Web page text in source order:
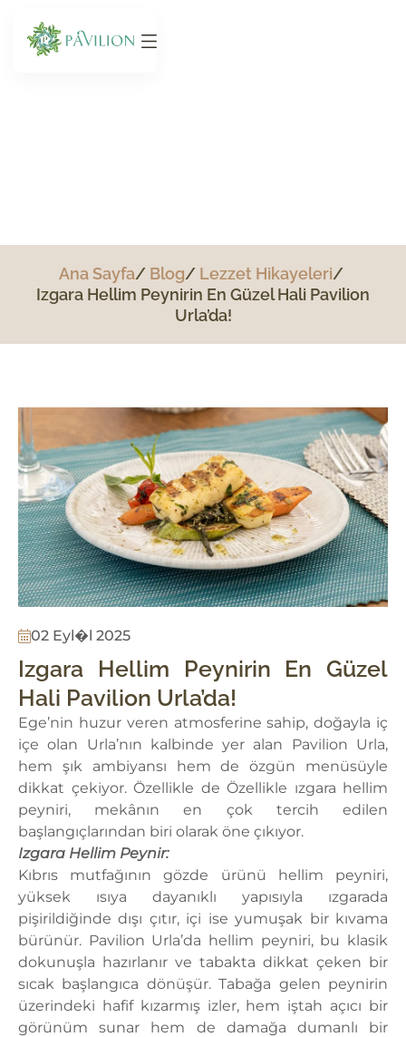
Ana Sayfa Blog
Lezzet Hikayeleri
Izgara Hellim Peynirin En Güzel Hali Pavilion
Urla’da!
02 Eyl�l 2025
Izgara Hellim Peynirin En Güzel
Hali Pavilion Urla’da!
Ege’nin huzur veren atmosferine sahip, doğayla iç
içe olan Urla’nın kalbinde yer alan Pavilion Urla,
hem şık ambiyansı hem de özgün menüsüyle
dikkat çekiyor. Özellikle de Özellikle ızgara hellim
peyniri, mekânın en çok tercih edilen
başlangıçlarından biri olarak öne çıkıyor.
Izgara Hellim Peynir:
Kıbrıs mutfağının gözde ürünü hellim peyniri,
yüksek ısıya dayanıklı yapısıyla ızgarada
pişirildiğinde dışı çıtır, içi ise yumuşak bir kıvama
bürünür. Pavilion Urla’da hellim peyniri, bu klasik
dokunuşla hazırlanır ve tabakta dikkat çeken bir
sıcak başlangıca dönüşür. Tabağa gelen peynirin
üzerindeki hafif kızarmış izler, hem iştah açıcı bir
görünüm sunar hem de damağa dumanlı bir